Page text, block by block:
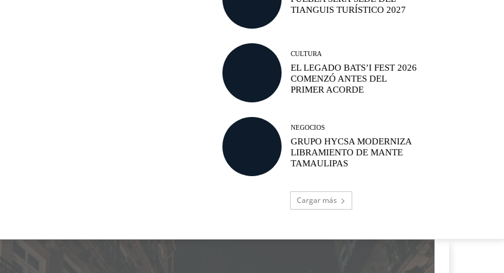
TIANGUIS TURÍSTICO 2027
CULTURA
EL LEGADO BATS’I FEST 2026
COMENZÓ ANTES DEL
PRIMER ACORDE
NEGOCIOS
GRUPO HYCSA MODERNIZA
LIBRAMIENTO DE MANTE
TAMAULIPAS
Cargar más